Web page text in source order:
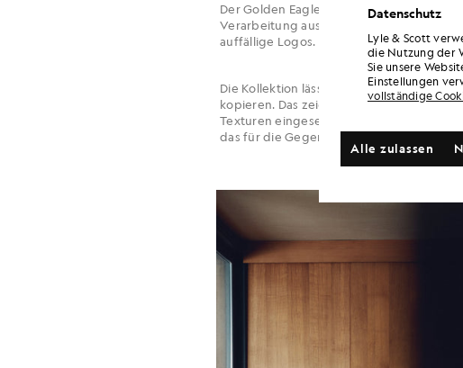
Der Golden Eagle kommt nicht zum
Verarbeitung aus. Das Design strahlt
auffällige Logos.
Die Kollektion lässt sich vom
kopieren. Das zeigt sich in der Präzision
Texturen eingesetzt werden, um Tiefe
das für die Gegenwart neu interpretiert
Datenschutz
Lyle & Scott
die Nutzung der
Sie unsere
Einstellungen
vollständige
Alle zulassen